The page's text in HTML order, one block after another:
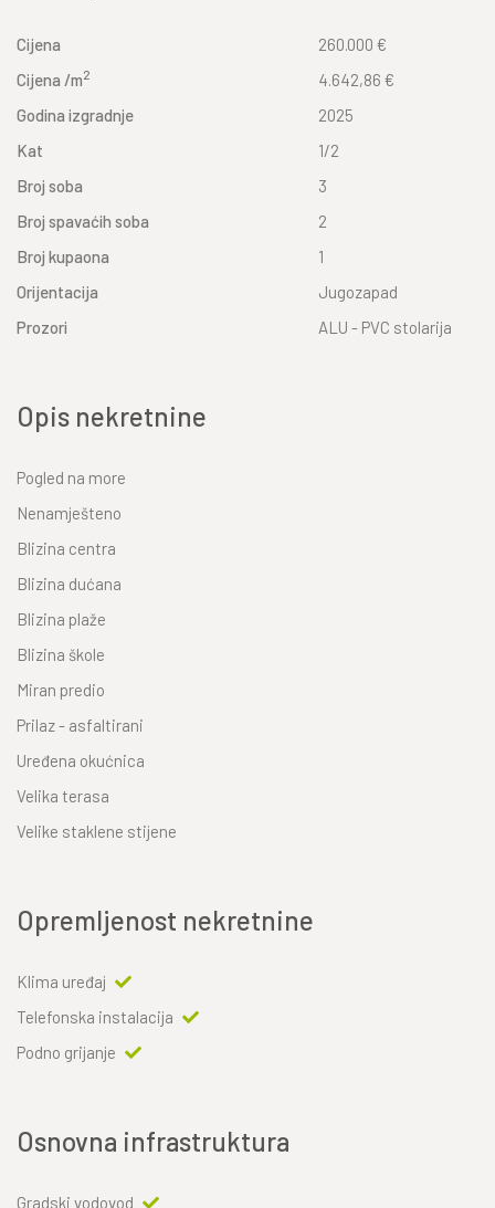
Cijena
260.000 €
Cijena /m2
4.642,86 €
Godina izgradnje
2025
Kat
1/2
Broj soba
3
Broj spavaćih soba
2
Broj kupaona
1
Orijentacija
Jugozapad
Prozori
ALU - PVC stolarija
Opis nekretnine
Pogled na more
Nenamješteno
Blizina centra
Blizina dućana
Blizina plaže
Blizina škole
Miran predio
Prilaz - asfaltirani
Uređena okućnica
Velika terasa
Velike staklene stijene
Opremljenost nekretnine
Klima uređaj
Telefonska instalacija
Podno grijanje
Osnovna infrastruktura
Gradski vodovod